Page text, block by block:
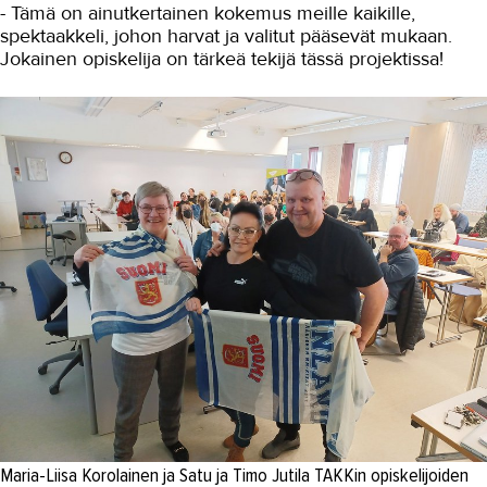
- Tämä on ainutkertainen kokemus meille kaikille,
spektaakkeli, johon harvat ja valitut pääsevät mukaan.
Jokainen opiskelija on tärkeä tekijä tässä projektissa!
Maria-Liisa Korolainen ja Satu ja Timo Jutila TAKKin opiskelijoiden